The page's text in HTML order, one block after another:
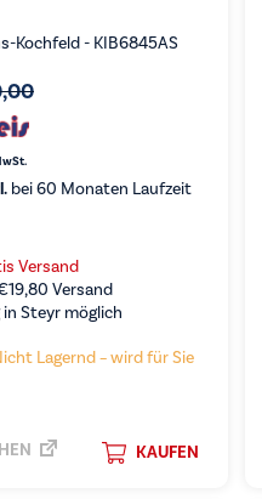
Kochfeld - KIB6845AS
bei 60 Monaten Laufzeit
Versand
19,80 Versand
Steyr möglich
Lagernd – wird für Sie
KAUFEN